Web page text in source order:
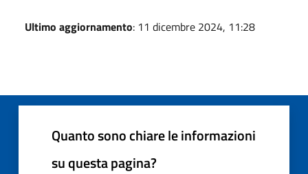
Ultimo aggiornamento: 11 dicembre 2024, 11:28
Quanto sono chiare le informazioni
su questa pagina?